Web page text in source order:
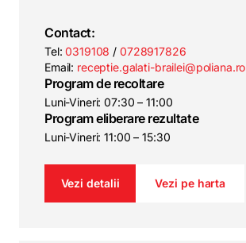
Contact:
Tel:0319108 / 0728917826
Email: receptie.galati-brailei@poliana.ro
Program de recoltare
Luni-Vineri: 07:30 – 11:00
Program eliberare rezultate
Luni-Vineri: 11:00 – 15:30
Vezi detalii Vezi pe harta